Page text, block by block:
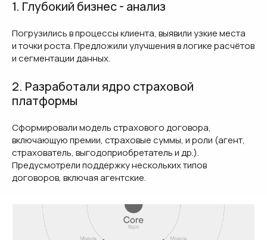
1. Глубокий бизнес - анализ
Погрузились в процессы клиента, выявили узкие места
и точки роста. Предложили улучшения в логике расчётов
и сегментации данных.
2. Разработали ядро страховой
платформы
Сформировали модель страхового договора,
включающую премии, страховые суммы, и роли (агент,
страхователь, выгодоприобретатель и др.).
Предусмотрели поддержку нескольких типов
договоров, включая агентские.